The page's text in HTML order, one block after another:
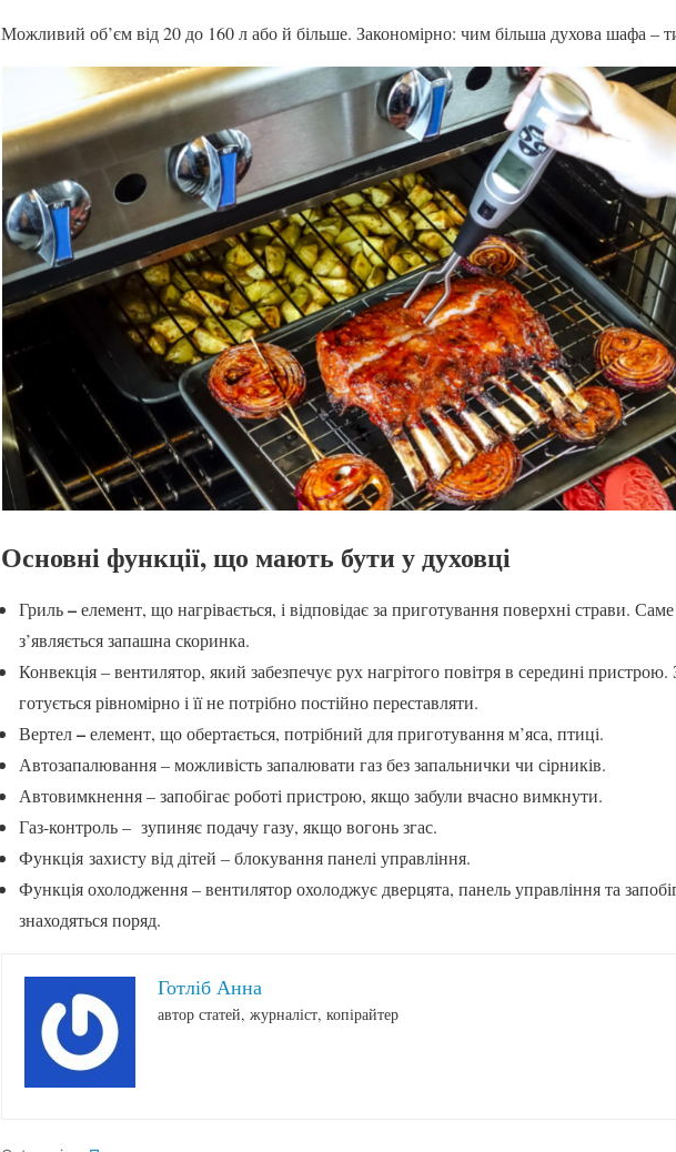
Можливий об’єм від 20 до 160 л або й більше. Закономірно: чим більша духова шафа –
Основні функції, що мають бути у духовці
Гриль–елемент, що нагрівається, і відповідає за приготування поверхні страви.
з’являється запашна скоринка.
Конвекція – вентилятор, який забезпечує рух нагрітого повітря в середині
готується рівномірно і її не потрібно постійно переставляти.
Вертел–елемент, що обертається, потрібний для приготування м’яса, птиці.
Автозапалювання – можливість запалювати газ без запальнички чи сірників.
Автовимкнення – запобігає роботі пристрою, якщо забули вчасно вимкнути.
Газ-контроль – зупиняє подачу газу, якщо вогонь згас.
Функція захисту від дітей – блокування панелі управління.
Функція охолодження – вентилятор охолоджує дверцята, панель управління та
знаходяться поряд.
Готліб Анна
автор статей, журналіст, копірайтер